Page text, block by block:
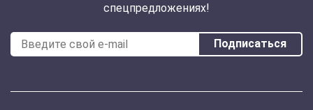
спецпредложениях!
Подписаться